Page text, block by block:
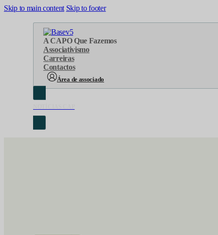
Skip to main content Skip to footer
A CAPO Que Fazemos
Associativismo
Carreiras
Contactos
Área de associado